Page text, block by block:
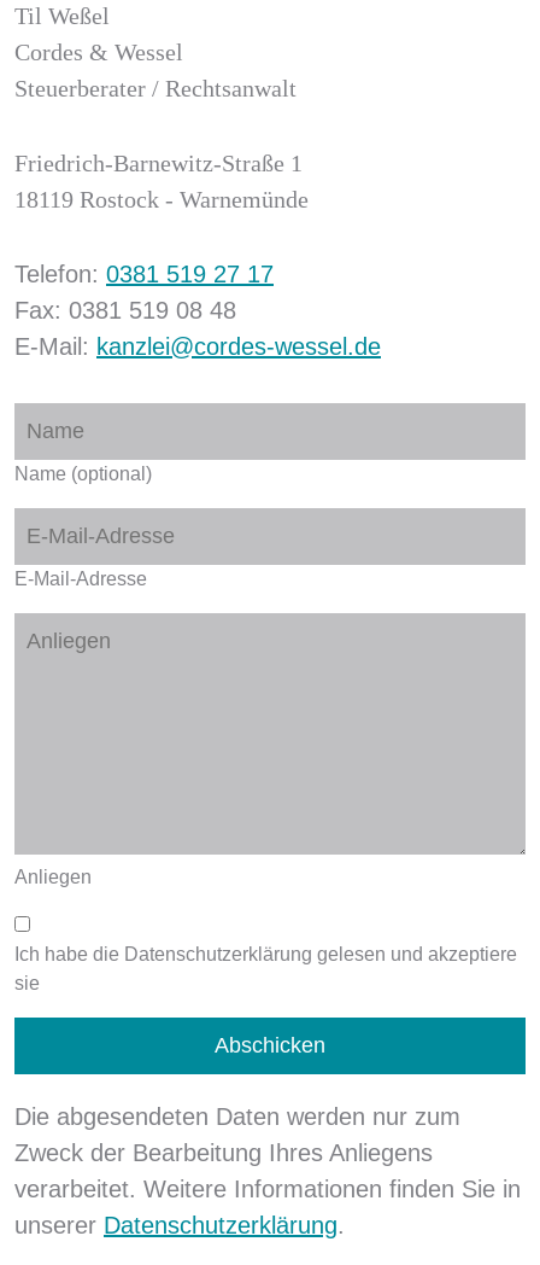
Til Weßel
Cordes & Wessel
Steuerberater / Rechtsanwalt
Friedrich-Barnewitz-Straße 1
18119 Rostock - Warnemünde
Telefon: 0381 519 27 17
Fax: 0381 519 08 48
E-Mail: kanzlei@cordes-wessel.de
Name (optional)
E-Mail-Adresse
Anliegen
Ich habe die Datenschutzerklärung gelesen und akzeptiere
sie
Die abgesendeten Daten werden nur zum
Zweck der Bearbeitung Ihres Anliegens
verarbeitet. Weitere Informationen finden Sie in
unserer Datenschutzerklärung.